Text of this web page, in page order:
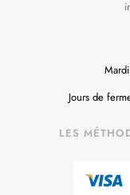
Jours de
LES